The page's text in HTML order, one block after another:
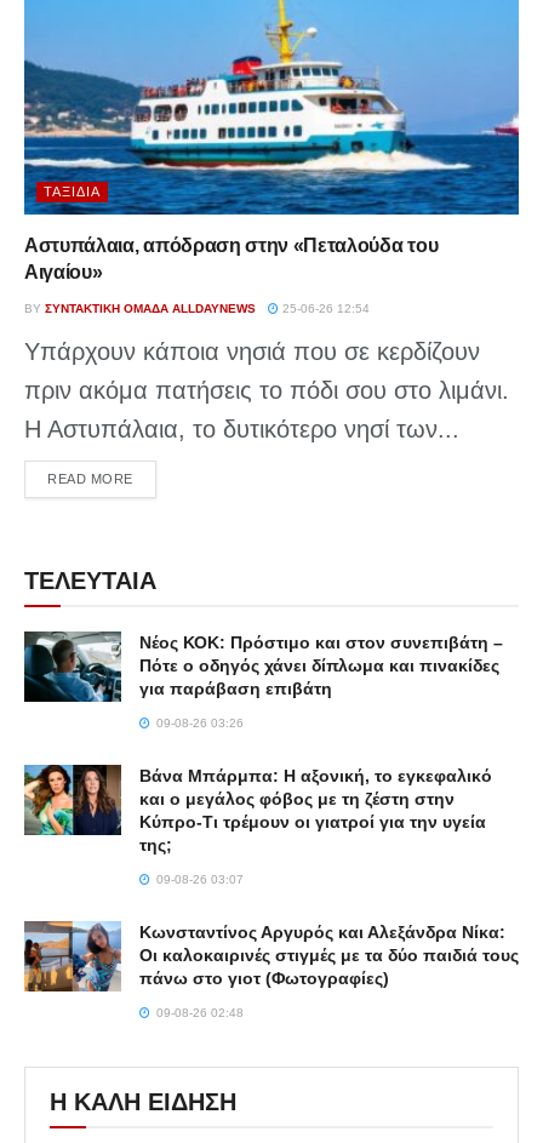
ΤΑΞΊΔΙΑ
Αστυπάλαια, απόδραση στην «Πεταλούδα του
Αιγαίου»
BY ΣΥΝΤΑΚΤΙΚΉ ΟΜΆΔΑ ALLDAYNEWS 25-06-26 12:54
Υπάρχουν κάποια νησιά που σε κερδίζουν
πριν ακόμα πατήσεις το πόδι σου στο λιμάνι.
Η Αστυπάλαια, το δυτικότερο νησί των...
READ MOREDETAILS
ΤΕΛΕΥΤΑΙΑ
Νέος ΚΟΚ: Πρόστιμο και στον συνεπιβάτη –
Πότε ο οδηγός χάνει δίπλωμα και πινακίδες
για παράβαση επιβάτη
09-08-26 03:26
Βάνα Μπάρμπα: Η αξονική, το εγκεφαλικό
και ο μεγάλος φόβος με τη ζέστη στην
Κύπρο-Τι τρέμουν οι γιατροί για την υγεία
της;
09-08-26 03:07
Κωνσταντίνος Αργυρός και Αλεξάνδρα Νίκα:
Οι καλοκαιρινές στιγμές με τα δύο παιδιά τους
πάνω στο γιοτ (Φωτογραφίες)
09-08-26 02:48
Η ΚΑΛΗ ΕΙΔΗΣΗ